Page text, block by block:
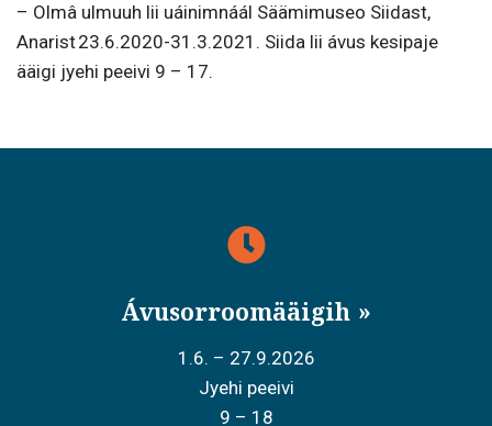
– Olmâ ulmuuh lii uáinimnáál Säämimuseo Siidast,
Anarist 23.6.2020-31.3.2021. Siida lii ávus kesipaje
ääigi jyehi peeivi 9 – 17.
Ávusorroomääigih
1.6. – 27.9.2026
Jyehi peeivi
9 – 18